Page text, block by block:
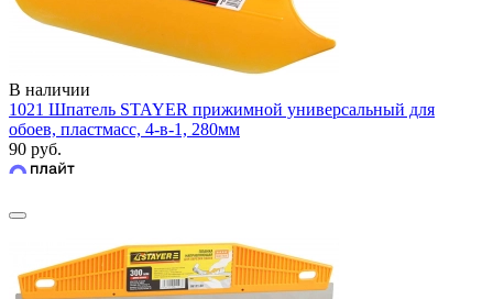
В наличии
1021 Шпатель STAYER прижимной универсальный для
обоев, пластмасс, 4-в-1, 280мм
90 руб.